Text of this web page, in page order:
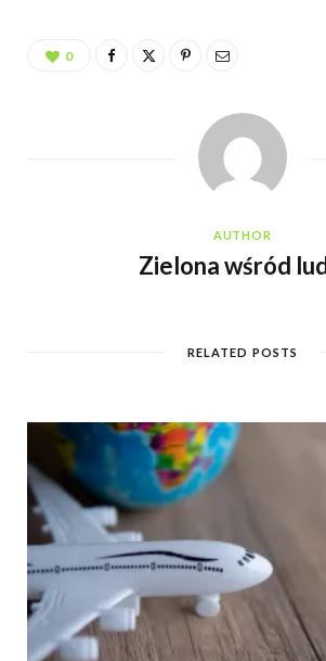
0
AUTHOR
Zielona wśród
RELATED POSTS